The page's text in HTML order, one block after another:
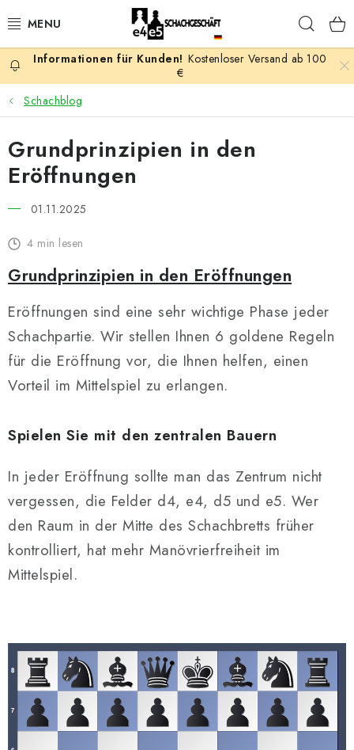
Inhalt
AKTION
SCHACHSPIELE
SCHACHFIGUREN
SCHACHBRETTER
SCHACHBÜCHER
SCHACH-ANTIQUITÄTENLADEN
SCHACH ONLINE
SCHACH GESCHENKE
GESCHÄFTSBEDINGUNGEN
KONTAKT
Kontakt FAQ
Kostenloser Versand ab 100
€
Schachblog
Grundprinzipien in den
Eröffnungen
01.11.2025
4 min lesen
Grundprinzipien in den Eröffnungen
Eröffnungen sind eine sehr wichtige Phase jeder
Schachpartie. Wir stellen Ihnen 6 goldene Regeln
für die Eröffnung vor, die Ihnen helfen, einen
Vorteil im Mittelspiel zu erlangen.
Spielen Sie mit den zentralen Bauern
In jeder Eröffnung sollte man das Zentrum nicht
vergessen, die Felder d4, e4, d5 und e5. Wer
den Raum in der Mitte des Schachbretts früher
kontrolliert, hat mehr Manövrierfreiheit im
Mittelspiel.